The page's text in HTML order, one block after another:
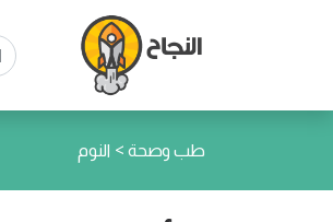
طب وصحة > النوم